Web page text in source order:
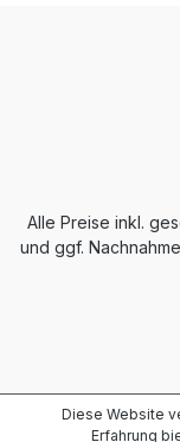
Alle Preise inkl.
und ggf.
Diese Website
Erfahrung